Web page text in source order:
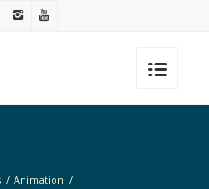
/ Animation /